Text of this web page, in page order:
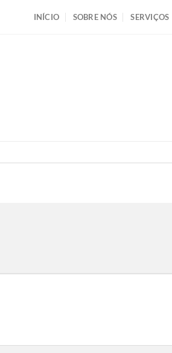
INÍCIO SOBRE NÓS SERVIÇOS